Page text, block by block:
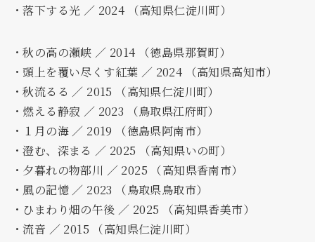
・落下する光 ／ 2024 （高知県仁淀川町）
・秋の高の瀬峡 ／ 2014 （徳島県那賀町）
・頭上を覆い尽くす紅葉 ／ 2024 （高知県高知市）
・秋流るる ／ 2015 （高知県仁淀川町）
・燃える静寂 ／ 2023 （鳥取県江府町）
・１月の海 ／ 2019 （徳島県阿南市）
・澄む、深まる ／ 2025 （高知県いの町）
・夕暮れの物部川 ／ 2025 （高知県香南市）
・風の記憶 ／ 2023 （鳥取県鳥取市）
・ひまわり畑の午後 ／ 2025 （高知県香美市）
・流音 ／ 2015 （高知県仁淀川町）